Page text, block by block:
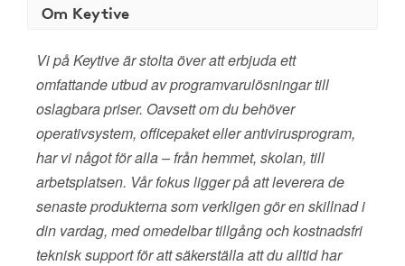
Om Keytive
Vi på Keytive är stolta över att erbjuda ett
omfattande utbud av programvarulösningar till
oslagbara priser. Oavsett om du behöver
operativsystem, officepaket eller antivirusprogram,
har vi något för alla – från hemmet, skolan, till
arbetsplatsen. Vår fokus ligger på att leverera de
senaste produkterna som verkligen gör en skillnad i
din vardag, med omedelbar tillgång och kostnadsfri
teknisk support för att säkerställa att du alltid har